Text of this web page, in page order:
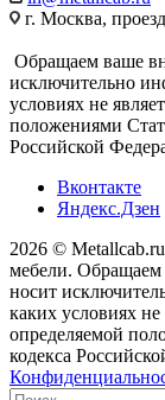
г. Москва,
Обращаем ваше
исключительно
условиях не
положениями
Российской
Вконтакте
Яндекс.Дзен
2026 ©
мебели. Обращаем
носит
каких условиях
определяемой
кодекса